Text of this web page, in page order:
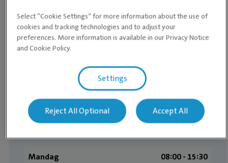
Åpningstider ved Orkdal Dyreklinikk
Lørdag: Butikkavdelingen har åpent. Klinikken holder
stengt (ring døgnvakta på
Evidensia Trondheim Dyresykehus
for veterinærhjelp).
Mandag
08:00 ­- 15:30
Select “Cookie Settings” for more information about the use of
cookies and tracking technologies and to adjust your
preferences. More information is available in our Privacy Notice
and Cookie Policy.
Settings
Reject All Optional Accept All